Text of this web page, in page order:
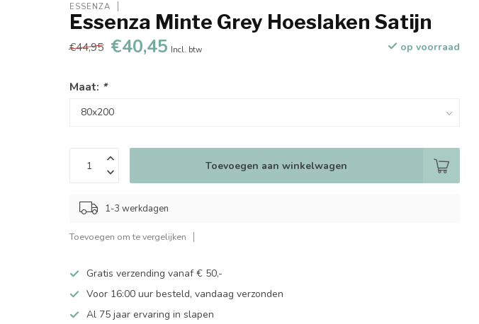
ESSENZA
Essenza Minte Grey Hoeslaken Satijn
€44,95 €40,45 Incl. btw op voorraad
Maat: *
Toevoegen aan winkelwagen
1-3 werkdagen
Toevoegen om te vergelijken
Gratis verzending vanaf € 50,-
Voor 16:00 uur besteld, vandaag verzonden
Al 75 jaar ervaring in slapen